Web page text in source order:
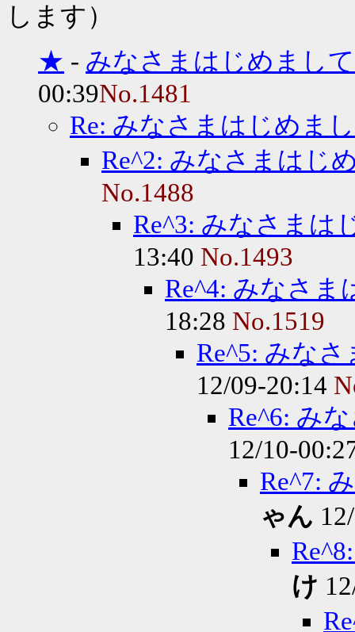
します）
★ - みなさまはじめまし
00:39No.1481
Re: みなさまはじめま
Re^2: みなさまはじ
No.1488
Re^3: みなさまは
13:40 No.1493
Re^4: みなさま
18:28 No.1519
Re^5: みな
12/09-20:14
Re^6: み
12/10-
Re^7:
ゃん
け